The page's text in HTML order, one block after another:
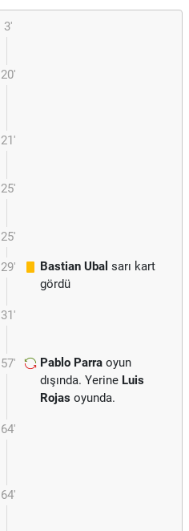
3'
20'
21'
25'
25'
29' Bastian Ubal sarı kart
gördü
31'
57' Pablo Parra oyun
dışında. Yerine Luis
Rojas oyunda.
64'
64'